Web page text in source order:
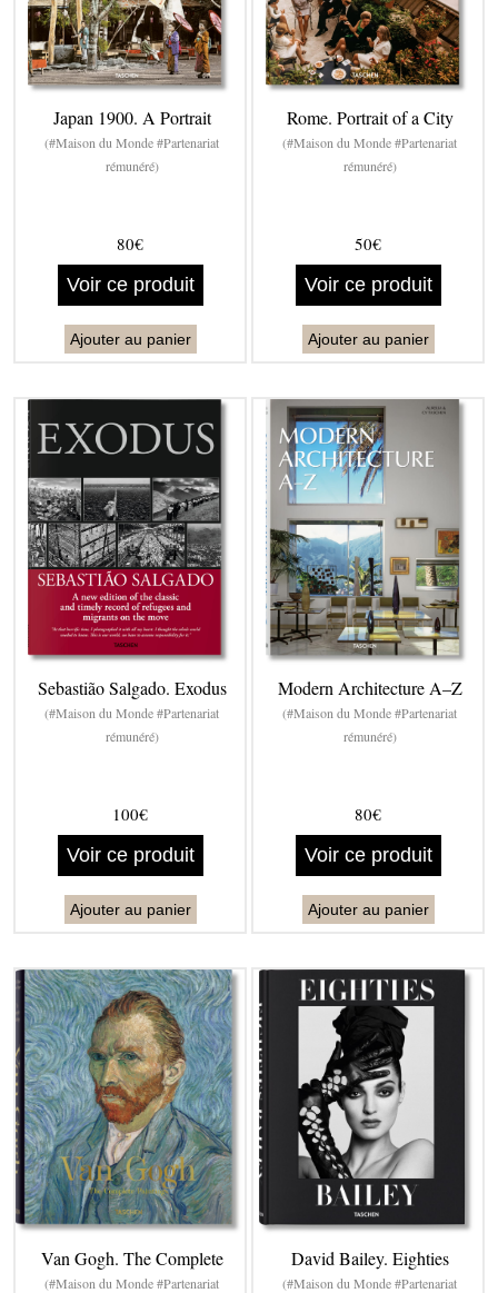
Japan 1900. A Portrait
(#Maison du Monde #Partenariat
rémunéré)
80€
Voir ce produit
Ajouter au panier
Rome. Portrait of a City
(#Maison du Monde #Partenariat
rémunéré)
50€
Voir ce produit
Ajouter au panier
Sebastião Salgado. Exodus
(#Maison du Monde #Partenariat
rémunéré)
100€
Voir ce produit
Ajouter au panier
Modern Architecture A–Z
(#Maison du Monde #Partenariat
rémunéré)
80€
Voir ce produit
Ajouter au panier
Van Gogh. The Complete
(#Maison du Monde #Partenariat
David Bailey. Eighties
(#Maison du Monde #Partenariat